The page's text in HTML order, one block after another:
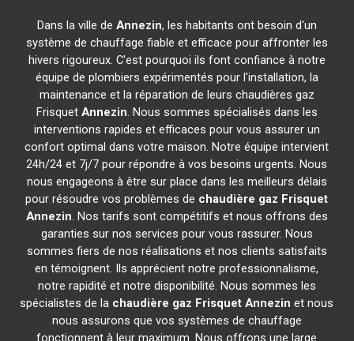
Dans la ville de Annezin, les habitants ont besoin d'un
système de chauffage fiable et efficace pour affronter les
hivers rigoureux. C'est pourquoi ils font confiance à notre
équipe de plombiers expérimentés pour l'installation, la
maintenance et la réparation de leurs chaudières gaz
Frisquet Annezin. Nous sommes spécialisés dans les
interventions rapides et efficaces pour vous assurer un
confort optimal dans votre maison. Notre équipe intervient
24h/24 et 7j/7 pour répondre à vos besoins urgents. Nous
nous engageons à être sur place dans les meilleurs délais
pour résoudre vos problèmes de chaudière gaz Frisquet
Annezin. Nos tarifs sont compétitifs et nous offrons des
garanties sur nos services pour vous rassurer. Nous
sommes fiers de nos réalisations et nos clients satisfaits
en témoignent. Ils apprécient notre professionnalisme,
notre rapidité et notre disponibilité. Nous sommes les
spécialistes de la chaudière gaz Frisquet Annezin et nous
nous assurons que vos systèmes de chauffage
fonctionnent à leur maximum. Nous offrons une large